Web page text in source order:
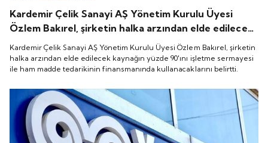
Kardemir Çelik Sanayi AŞ Yönetim Kurulu Üyesi
Özlem Bakırel, şirketin halka arzından elde edilecek
kaynağın yüzde 90'ını işletme sermayesi ile ham
madde tedarikinin finansmanında kullanacaklarını
belirtti.
Kardemir Çelik Sanayi AŞ Yönetim Kurulu Üyesi Özlem Bakırel, şirketin
halka arzından elde edilecek kaynağın yüzde 90'ını işletme sermayesi
ile ham madde tedarikinin finansmanında kullanacaklarını belirtti.